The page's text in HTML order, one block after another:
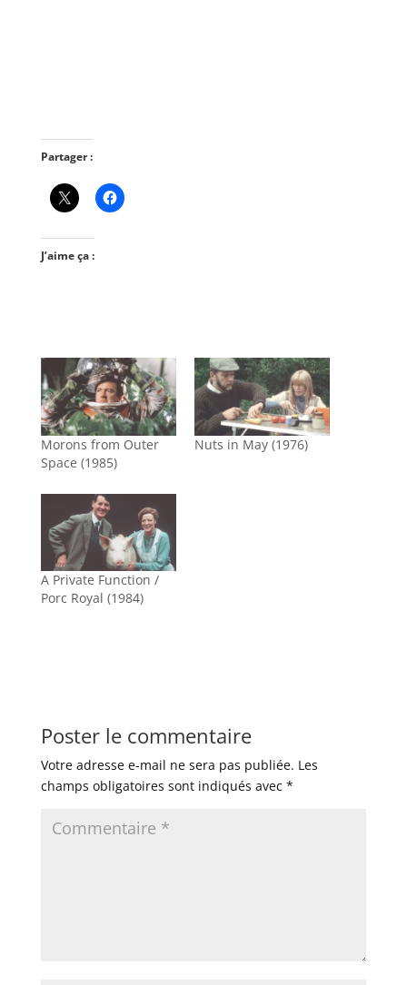
Partager :
J’aime ça :
Morons from Outer
Space (1985)
Nuts in May (1976)
A Private Function /
Porc Royal (1984)
Poster le commentaire
Votre adresse e-mail ne sera pas publiée. Les
champs obligatoires sont indiqués avec *